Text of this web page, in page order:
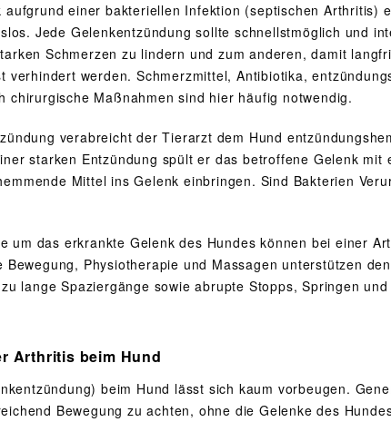
aufgrund einer bakteriellen Infektion (septischen Arthritis)
Jede Gelenkentzündung sollte schnellstmöglich und
Schmerzen zu lindern und zum anderen, damit
verhindert werden. Schmerzmittel, Antibiotika,
chirurgische Maßnahmen sind hier häufig notwendig.
verabreicht der Tierarzt dem Hund
starken Entzündung spült er das betroffene Gelenk
Mittel ins Gelenk einbringen. Sind Bakterien
um das erkrankte Gelenk des Hundes können bei einer
Bewegung, Physiotherapie und Massagen unterstützen
lange Spaziergänge sowie abrupte Stopps, Springen
Arthritis beim Hund
beim Hund lässt sich kaum vorbeugen.
Bewegung zu achten, ohne die Gelenke des